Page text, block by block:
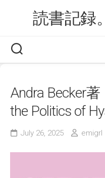
読書記録
Andra Becker著
the Politics of
July 26, 2025 emigrl